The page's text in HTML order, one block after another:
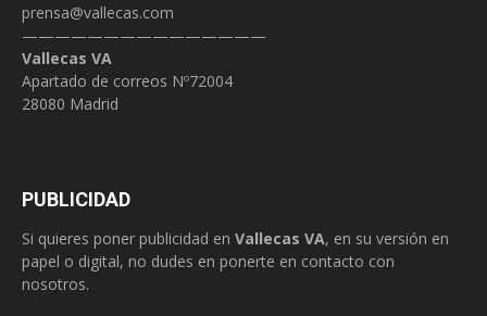
prensa@vallecas.com
———————————————
Vallecas VA
Apartado de correos Nº72004
28080 Madrid
PUBLICIDAD
Si quieres poner publicidad en Vallecas VA, en su versión en
papel o digital, no dudes en ponerte en contacto con
nosotros.